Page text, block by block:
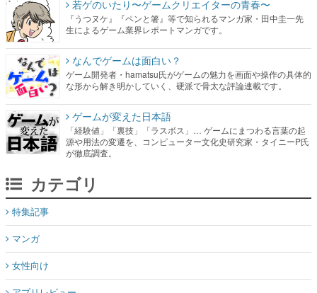
若ゲのいたり〜ゲームクリエイターの青春〜
『うつヌケ』『ペンと箸』等で知られるマンガ家・田中圭一先
生によるゲーム業界レポートマンガです。
なんでゲームは面白い？
ゲーム開発者・hamatsu氏がゲームの魅力を画面や操作の具体的
な形から解き明かしていく、硬派で骨太な評論連載です。
ゲームが変えた日本語
「経験値」「裏技」「ラスボス」… ゲームにまつわる言葉の起
源や用法の変遷を、コンピューター文化史研究家・タイニーP氏
が徹底調査。
カテゴリ
特集記事
マンガ
女性向け